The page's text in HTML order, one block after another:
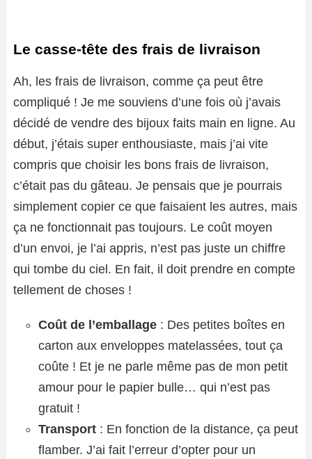
Le casse-tête des frais de livraison
Ah, les frais de livraison, comme ça peut être
compliqué ! Je me souviens d’une fois où j’avais
décidé de vendre des bijoux faits main en ligne. Au
début, j’étais super enthousiaste, mais j’ai vite
compris que choisir les bons frais de livraison,
c’était pas du gâteau. Je pensais que je pourrais
simplement copier ce que faisaient les autres, mais
ça ne fonctionnait pas toujours. Le coût moyen
d’un envoi, je l’ai appris, n’est pas juste un chiffre
qui tombe du ciel. En fait, il doit prendre en compte
tellement de choses !
Coût de l’emballage : Des petites boîtes en
carton aux enveloppes matelassées, tout ça
coûte ! Et je ne parle même pas de mon petit
amour pour le papier bulle… qui n’est pas
gratuit !
Transport : En fonction de la distance, ça peut
flamber. J’ai fait l’erreur d’opter pour un